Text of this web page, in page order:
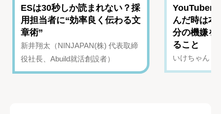
ESは30秒しか読まれない？採
用担当者に“効率良く伝わる文
章術”
新井翔太（NINJAPAN(株) 代表取締
役社長、Abuild就活創設者）
YouTuber
んだ時は
分の機嫌を
ること
いけちゃん（